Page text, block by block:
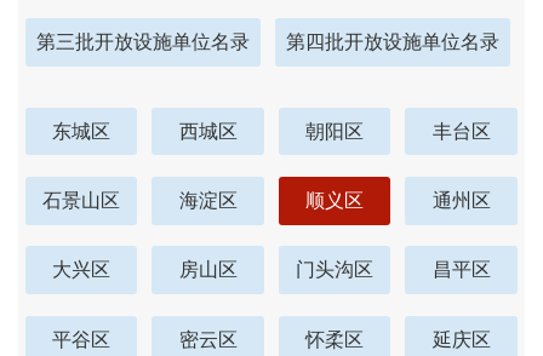
第三批开放设施单位名录 第四批开放设施单位名录
东城区 西城区 朝阳区 丰台区
石景山区 海淀区 顺义区 通州区
大兴区 房山区 门头沟区 昌平区
平谷区 密云区 怀柔区 延庆区